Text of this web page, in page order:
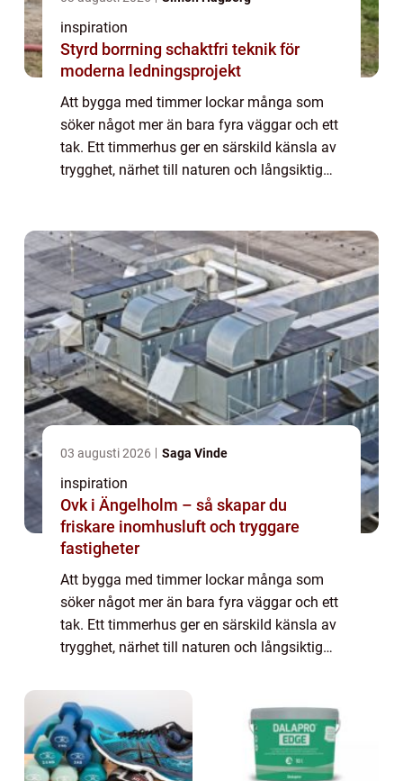
inspiration
Styrd borrning schaktfri teknik för
moderna ledningsprojekt
Att bygga med timmer lockar många som
söker något mer än bara fyra väggar och ett
tak. Ett timmerhus ger en särskild känsla av
trygghet, närhet till naturen och långsiktig
03 augusti 2026 Saga Vinde
inspiration
Ovk i Ängelholm – så skapar du
friskare inomhusluft och tryggare
fastigheter
Att bygga med timmer lockar många som
söker något mer än bara fyra väggar och ett
tak. Ett timmerhus ger en särskild känsla av
trygghet, närhet till naturen och långsiktig
planering, rätt material och kunnig...